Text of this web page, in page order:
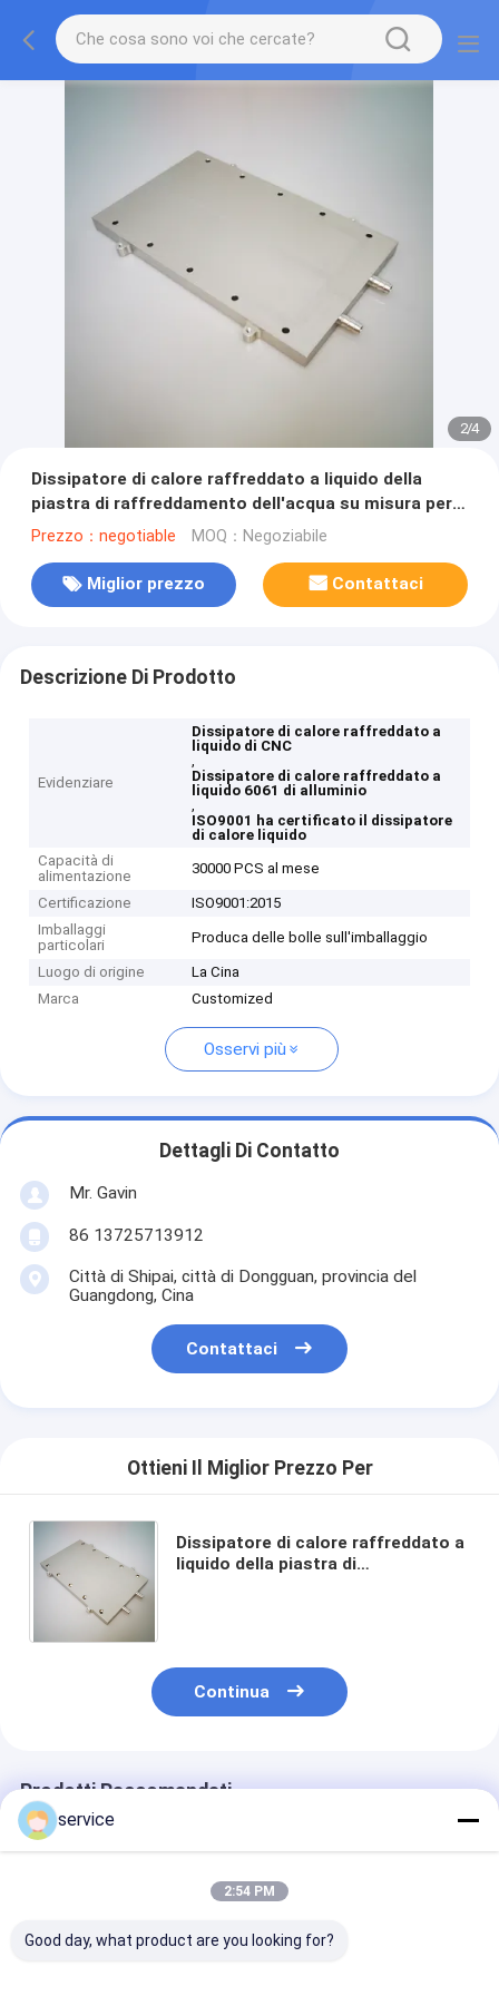
2/4
Dissipatore di calore raffreddato a liquido della
piastra di raffreddamento dell'acqua su misura per
l'attrezzatura di industria
Prezzo：negotiable MOQ：Negoziabile
Miglior prezzo Contattaci
Descrizione Di Prodotto
Evidenziare
Dissipatore di calore raffreddato a
liquido di CNC
,
Dissipatore di calore raffreddato a
liquido 6061 di alluminio
,
ISO9001 ha certificato il dissipatore
di calore liquido
Capacità di
alimentazione
30000 PCS al mese
Certificazione
ISO9001:2015
Imballaggi
particolari
Produca delle bolle sull'imballaggio
Luogo di origine
La Cina
Marca
Customized
Osservi più
Dettagli Di Contatto
Mr. Gavin
86 13725713912
Città di Shipai, città di Dongguan, provincia del
Guangdong, Cina
Contattaci
Ottieni Il Miglior Prezzo Per
Dissipatore di calore raffreddato a
liquido della piastra di
Continua
Prodotti Raccomandati
service
2:54 PM
Good day, what product are you looking for?